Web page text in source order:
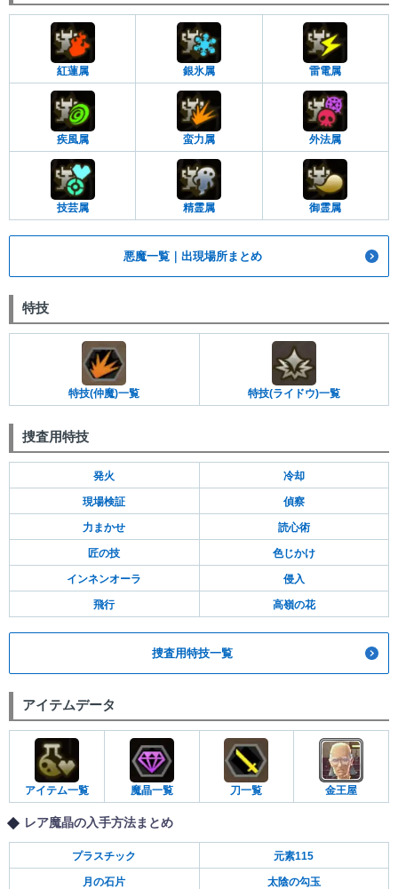
紅蓮属 銀氷属 雷電属
疾風属 蛮力属 外法属
技芸属 精霊属 御霊属
悪魔一覧｜出現場所まとめ
特技
特技(仲魔)一覧 特技(ライドウ)一覧
捜査用特技
発火 冷却
現場検証 偵察
力まかせ 読心術
匠の技 色じかけ
インネンオーラ 侵入
飛行 高嶺の花
捜査用特技一覧
アイテムデータ
アイテム一覧 魔晶一覧 刀一覧 金王屋
レア魔晶の入手方法まとめ
プラスチック 元素115
月の石片 太陰の勾玉